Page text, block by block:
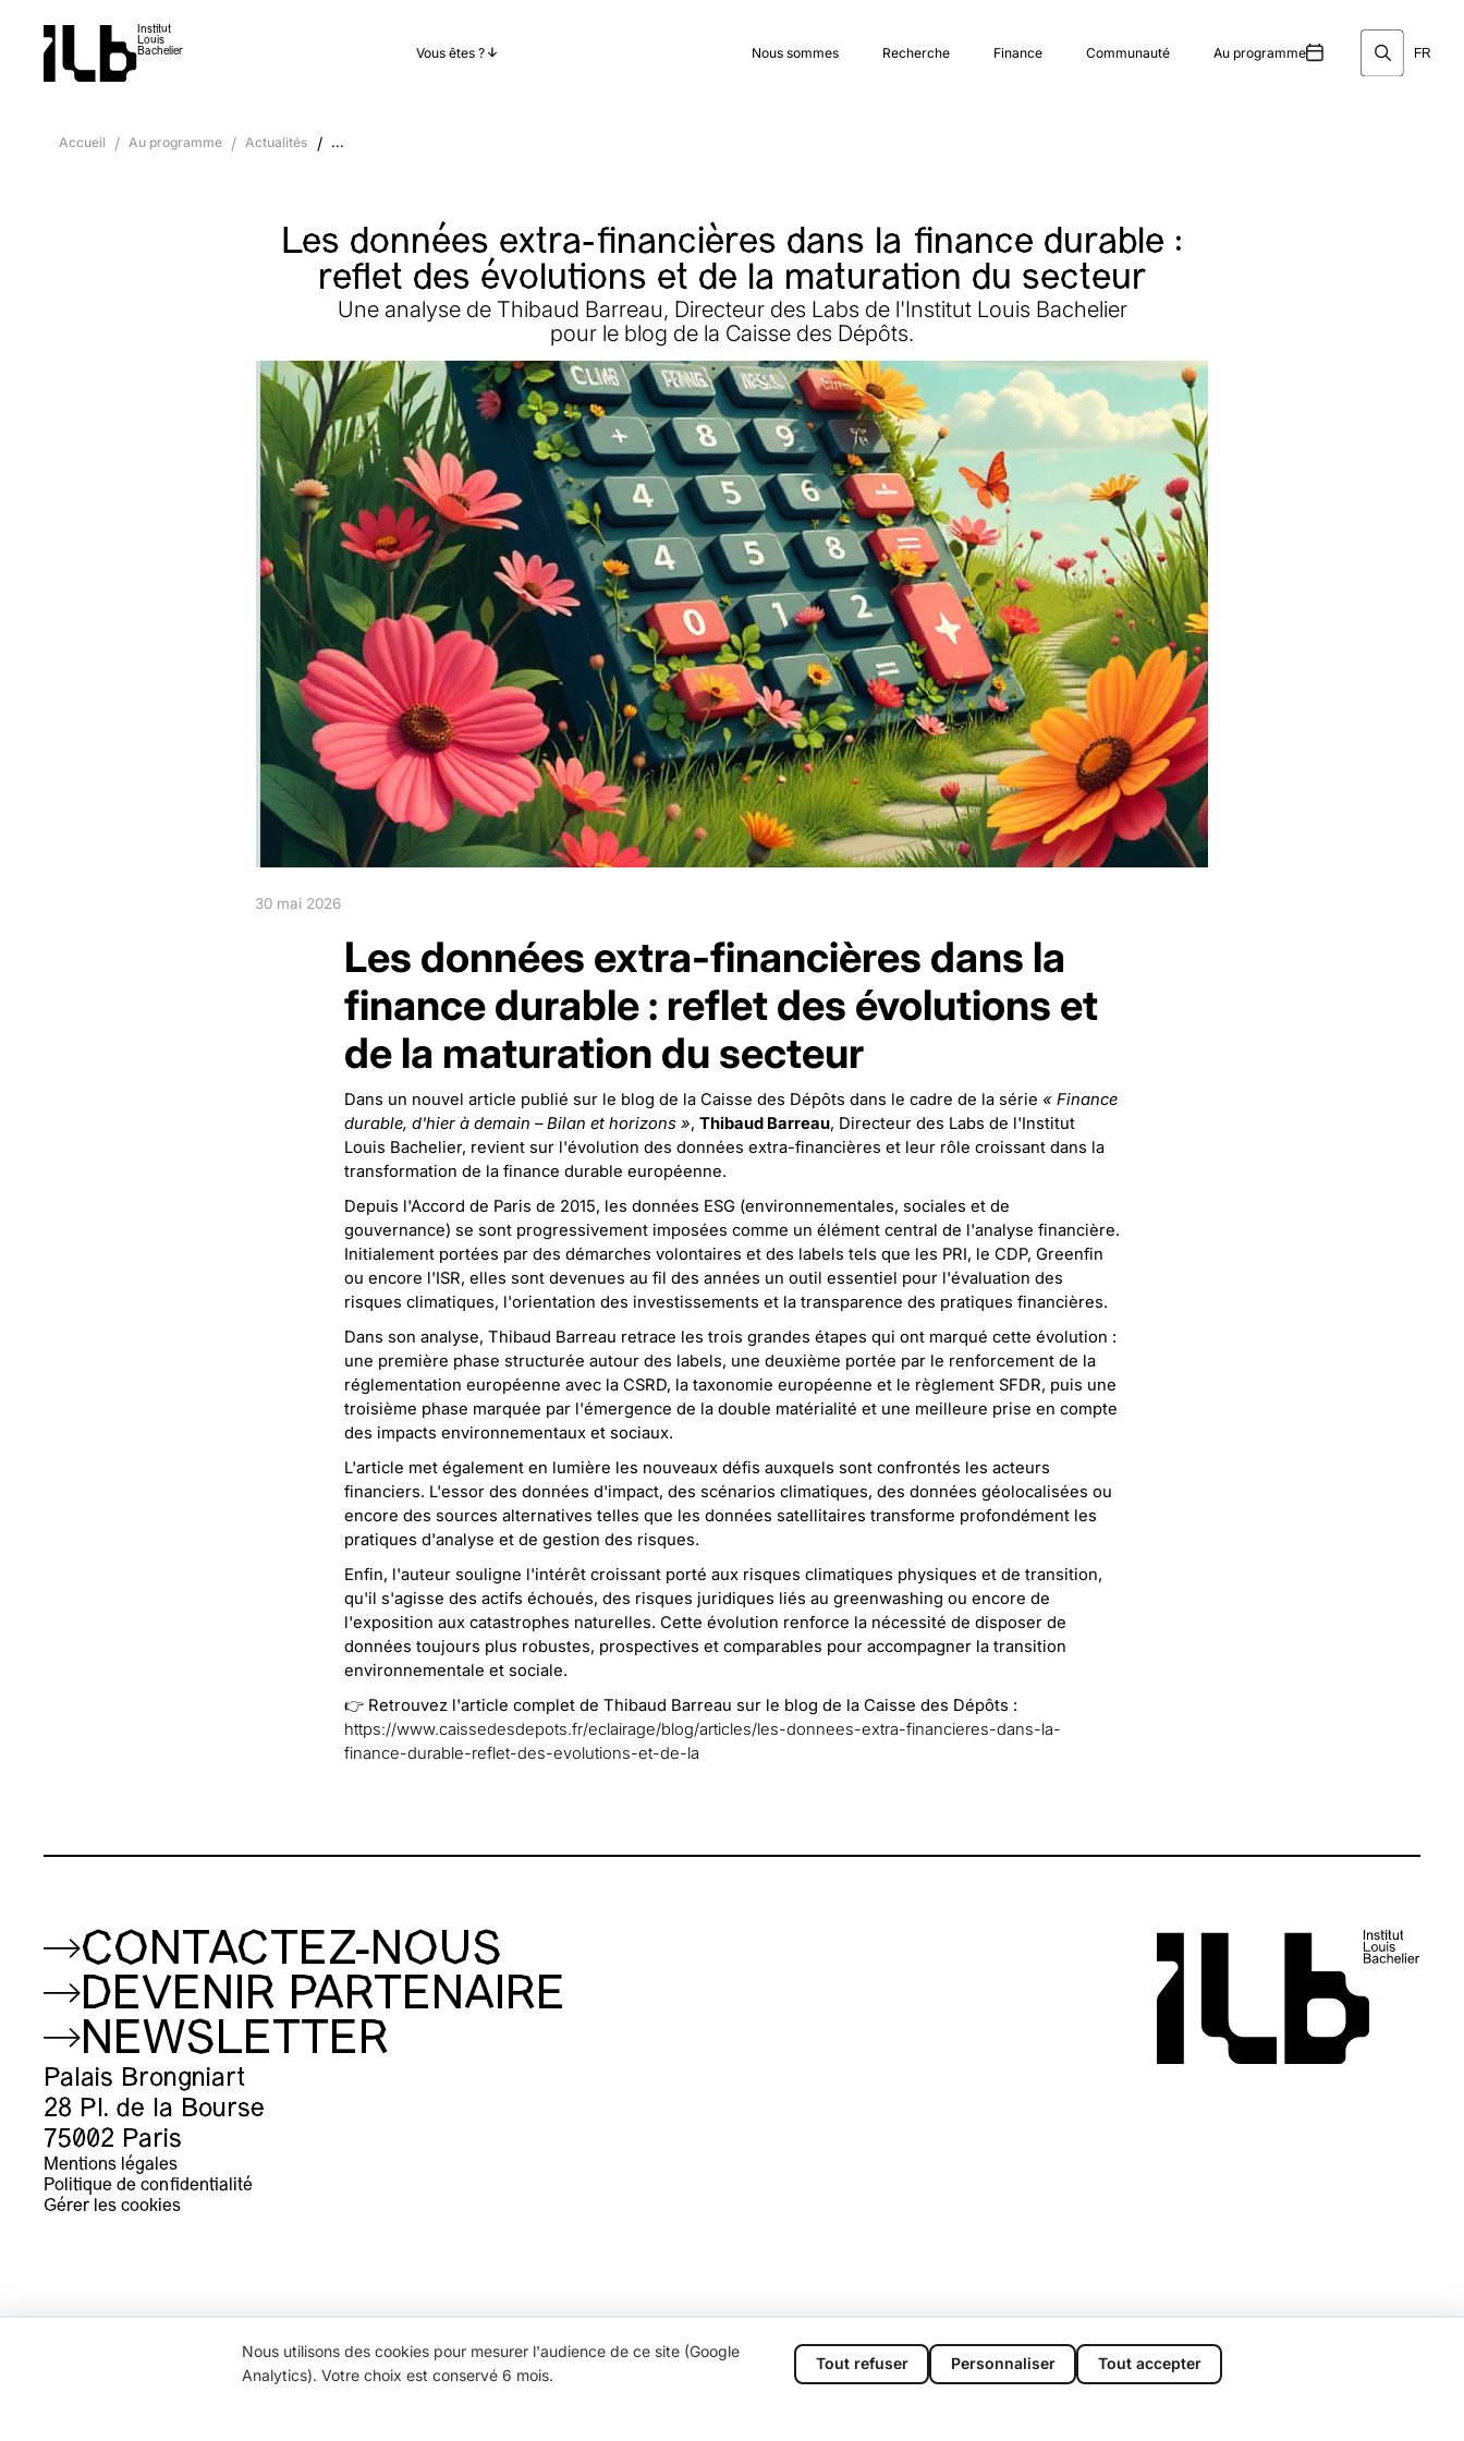
Institut
Louis
Bachelier
Vous êtes ? Nous sommes Recherche Finance Communauté Au programme FR
Accueil / Au programme / Actualités / ...
Les données extra-financières dans la finance durable :
reflet des évolutions et de la maturation du secteur
Une analyse de Thibaud Barreau, Directeur des Labs de l'Institut Louis Bachelier
pour le blog de la Caisse des Dépôts.
30 mai 2026
Les données extra-financières dans la
finance durable : reflet des évolutions et
de la maturation du secteur
Dans un nouvel article publié sur le blog de la Caisse des Dépôts dans le cadre de la série « Finance
durable, d'hier à demain – Bilan et horizons », Thibaud Barreau, Directeur des Labs de l'Institut
Louis Bachelier, revient sur l'évolution des données extra-financières et leur rôle croissant dans la
transformation de la finance durable européenne.
Depuis l'Accord de Paris de 2015, les données ESG (environnementales, sociales et de
gouvernance) se sont progressivement imposées comme un élément central de l'analyse financière.
Initialement portées par des démarches volontaires et des labels tels que les PRI, le CDP, Greenfin
ou encore l'ISR, elles sont devenues au fil des années un outil essentiel pour l'évaluation des
risques climatiques, l'orientation des investissements et la transparence des pratiques financières.
Dans son analyse, Thibaud Barreau retrace les trois grandes étapes qui ont marqué cette évolution :
une première phase structurée autour des labels, une deuxième portée par le renforcement de la
réglementation européenne avec la CSRD, la taxonomie européenne et le règlement SFDR, puis une
troisième phase marquée par l'émergence de la double matérialité et une meilleure prise en compte
des impacts environnementaux et sociaux.
L'article met également en lumière les nouveaux défis auxquels sont confrontés les acteurs
financiers. L'essor des données d'impact, des scénarios climatiques, des données géolocalisées ou
encore des sources alternatives telles que les données satellitaires transforme profondément les
pratiques d'analyse et de gestion des risques.
Enfin, l'auteur souligne l'intérêt croissant porté aux risques climatiques physiques et de transition,
qu'il s'agisse des actifs échoués, des risques juridiques liés au greenwashing ou encore de
l'exposition aux catastrophes naturelles. Cette évolution renforce la nécessité de disposer de
données toujours plus robustes, prospectives et comparables pour accompagner la transition
environnementale et sociale.
👉 Retrouvez l'article complet de Thibaud Barreau sur le blog de la Caisse des Dépôts :
https://www.caissedesdepots.fr/eclairage/blog/articles/les-donnees-extra-financieres-dans-la-
finance-durable-reflet-des-evolutions-et-de-la
CONTACTEZ-NOUS
DEVENIR PARTENAIRE
NEWSLETTER
Palais Brongniart
28 Pl. de la Bourse
75002 Paris
Mentions légales
Politique de confidentialité
Gérer les cookies
Nous utilisons des cookies pour mesurer l'audience de ce site (Google
Analytics). Votre choix est conservé 6 mois.
Tout refuser Personnaliser Tout accepter